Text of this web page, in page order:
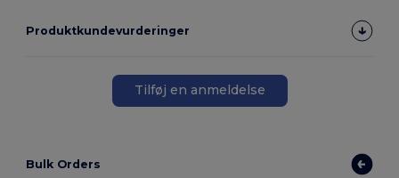
Produktkundevurderinger
Tilføj en anmeldelse
Bulk Orders